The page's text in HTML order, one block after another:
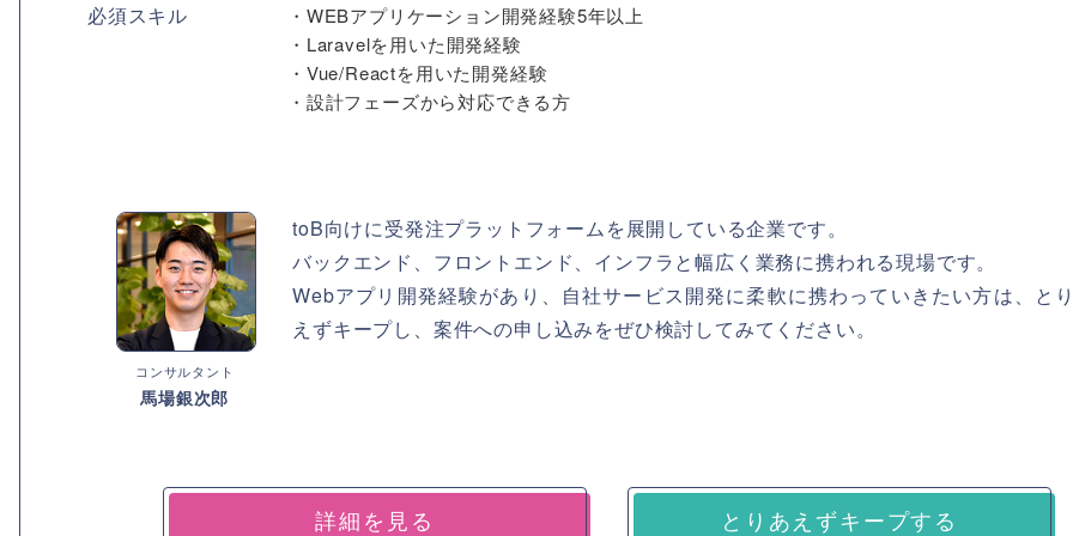
必須スキル
・WEBアプリケーション開発経験5年以上
・Laravelを用いた開発経験
・Vue/Reactを用いた開発経験
・設計フェーズから対応できる方
コンサルタント
馬場銀次郎
toB向けに受発注プラットフォームを展開している企業です。
バックエンド、フロントエンド、インフラと幅広く業務に携われる現場です。
Webアプリ開発経験があり、自社サービス開発に柔軟に携わっていきたい方は、と
えずキープし、案件への申し込みをぜひ検討してみてください。
詳細を見る とりあえずキープする